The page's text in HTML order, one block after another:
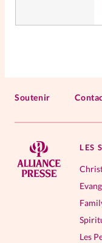
Soutenir
LES
Les